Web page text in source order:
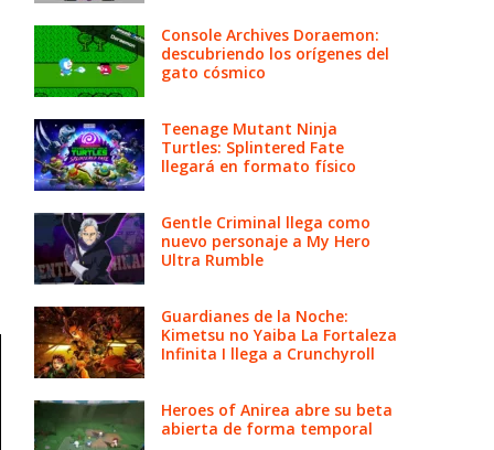
Console Archives Doraemon:
descubriendo los orígenes del
gato cósmico
Teenage Mutant Ninja
Turtles: Splintered Fate
llegará en formato físico
Gentle Criminal llega como
nuevo personaje a My Hero
Ultra Rumble
Guardianes de la Noche:
Kimetsu no Yaiba La Fortaleza
Infinita I llega a Crunchyroll
Heroes of Anirea abre su beta
abierta de forma temporal